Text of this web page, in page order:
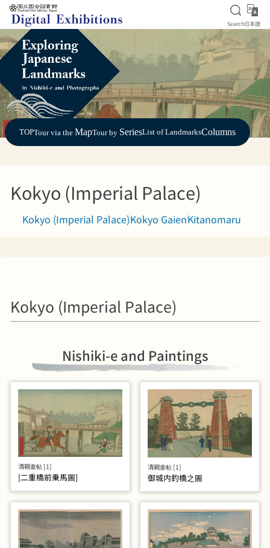
Jump to main content
Open
Search 日
日本語
TOPTour via the MapTour by SeriesList of LandmarksColumns
Kokyo (Imperial Palace)
Kokyo (Imperial Palace)Kokyo GaienKitanomaru
Kokyo (Imperial Palace)
Nishiki-e and Paintings
清親畫帖 [1]
[二重橋前乗馬圖]
清親畫帖 [1]
御城内釣橋之圖